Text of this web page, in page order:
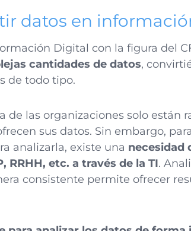
datos en
Digital con la figura del
cantidades de datos,
de todo tipo.
de las organizaciones solo están
sus datos. Sin embargo,
analizarla, existe una necesidad
RRHH, etc. a través de la TI.
consistente permite ofrecer